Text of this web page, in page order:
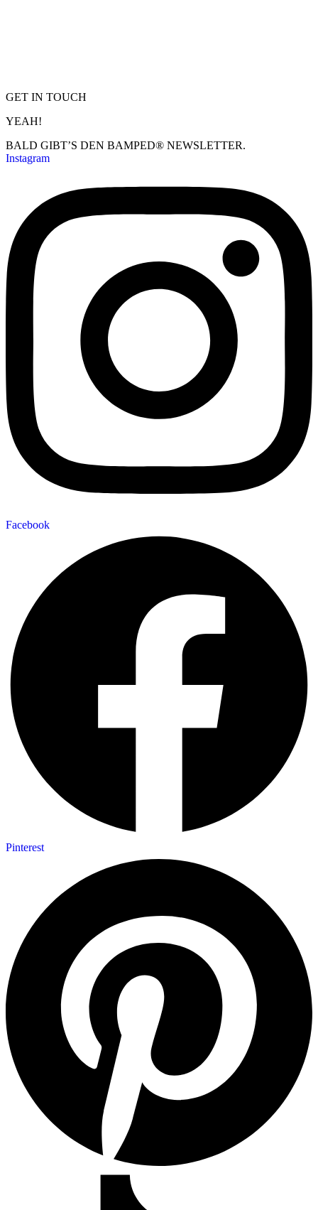
GET IN TOUCH
YEAH!
BALD GIBT’S DEN BAMPED® NEWSLETTER.
Instagram
Facebook
Pinterest